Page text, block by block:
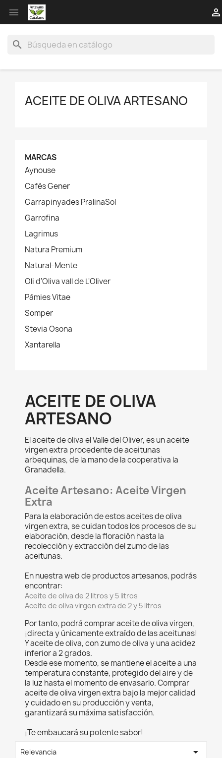
Añadir a la lista de deseos ×
add_circle_outline Create new list
Crear lista de deseos
Nombre de la lista de deseos
Cancelar Crear lista de deseos
((modalTitle))
((confirmMessage))
((cancelText))
((modalDeleteText))
Iniciar sesión
Debe iniciar sesión para guardar productos en su
lista de deseos.
Cancelar Iniciar sesión
 
search
ACEITE DE OLIVA ARTESANO
MARCAS
Aynouse
Cafès Gener
Garrapinyades PralinaSol
Garrofina
Lagrimus
Natura Premium
Natural-Mente
Oli d'Oliva vall de L'Oliver
Pàmies Vitae
Somper
Stevia Osona
Xantarella
ACEITE DE OLIVA
ARTESANO
El aceite de oliva el Valle del Oliver, es un aceite
virgen extra procedente de aceitunas
arbequinas, de la mano de la cooperativa la
Granadella.
Aceite Artesano: Aceite Virgen
Extra
Para la elaboración de estos aceites de oliva
virgen extra, se cuidan todos los procesos de su
elaboración, desde la floración hasta la
recolección y extracción del zumo de las
aceitunas.
En nuestra web de productos artesanos, podrás
encontrar:
Aceite de oliva de 2 litros y 5 litros
Aceite de oliva virgen extra de 2 y 5 litros
Por tanto, podrá comprar aceite de oliva virgen,
¡directa y únicamente extraído de las aceitunas!
Y aceite de oliva, con zumo de oliva y una acidez
inferior a 2 grados.
Desde ese momento, se mantiene el aceite a una
temperatura constante, protegido del aire y de
la luz hasta el momento de envasarlo. Comprar
aceite de oliva virgen extra bajo la mejor calidad
y cuidado en su producción y venta,
garantizará su máxima satisfacción.
¡Te embaucará su potente sabor!
Relevancia 